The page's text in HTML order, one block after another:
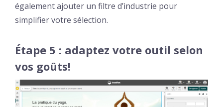
également ajouter un filtre d’industrie pour
simplifier votre sélection.
Étape 5 : adaptez votre outil selon
vos goûts!